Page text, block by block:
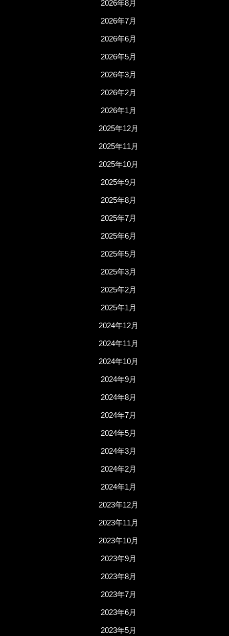
2026年8月
2026年7月
2026年6月
2026年5月
2026年3月
2026年2月
2026年1月
2025年12月
2025年11月
2025年10月
2025年9月
2025年8月
2025年7月
2025年6月
2025年5月
2025年3月
2025年2月
2025年1月
2024年12月
2024年11月
2024年10月
2024年9月
2024年8月
2024年7月
2024年5月
2024年3月
2024年2月
2024年1月
2023年12月
2023年11月
2023年10月
2023年9月
2023年8月
2023年7月
2023年6月
2023年5月